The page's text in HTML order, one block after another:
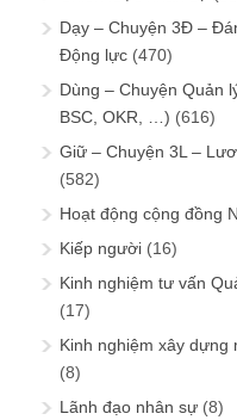
Dạy – Chuyện 3Đ –
Động lực (470)
Dùng – Chuyện Quản
BSC, OKR, …) (616)
Giữ – Chuyện 3L –
(582)
Hoạt động cộng đồng
Kiếp người (16)
Kinh nghiệm tư vấn
(17)
Kinh nghiệm xây dựng
(8)
Lãnh đạo nhân sự (8)